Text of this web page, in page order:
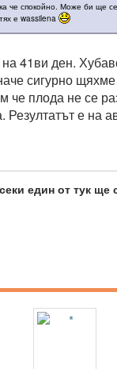
че спокойно. Може би ще
е wassilena
41ви ден.
сигурно
че плода не се
Резултатът е на
един от тук ще